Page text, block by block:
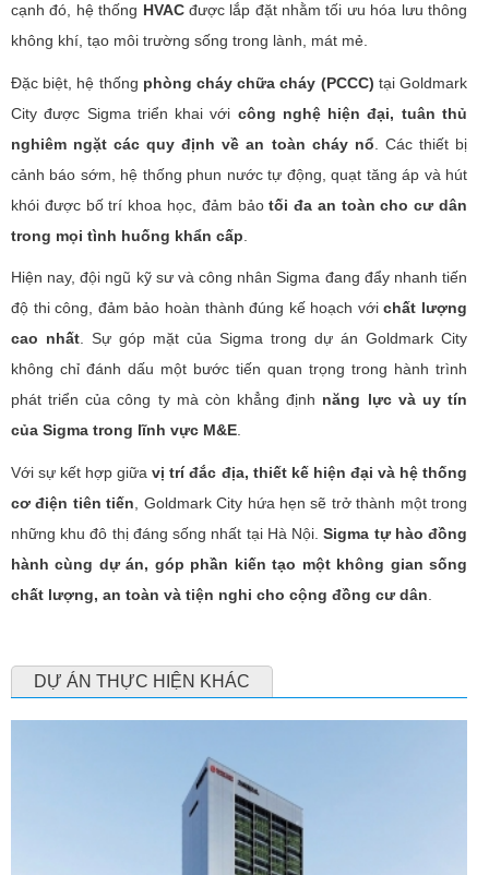
cạnh đó, hệ thống HVACđược lắp đặt nhằm tối ưu hóa lưu thông
không khí, tạo môi trường sống trong lành, mát mẻ.
Đặc biệt, hệ thống phòng cháy chữa cháy (PCCC) tại Goldmark
City được Sigma triển khai với công nghệ hiện đại, tuân thủ
nghiêm ngặt các quy định về an toàn cháy nổ . Các thiết bị
cảnh báo sớm, hệ thống phun nước tự động, quạt tăng áp và hút
khói được bố trí khoa học, đảm bảotối đa an toàn cho cư dân
trong mọi tình huống khẩn cấp
Hiện nay, đội ngũ kỹ sư và công nhân Sigma đang đẩy nhanh tiến
độ thi công, đảm bảo hoàn thành đúng kế hoạch vớichất lượng
cao nhất. Sự góp mặt của Sigma trong dự án Goldmark City
không chỉ đánh dấu một bước tiến quan trọng trong hành trình
phát triển của công ty mà còn khẳng định năng lực và uy tín
của Sigma trong lĩnh vực M&E.
Với sự kết hợp giữavị trí đắc địa, thiết kế hiện đại và hệ thống
cơ điện tiên tiến , Goldmark City hứa hẹn sẽ trở thành một trong
những khu đô thị đáng sống nhất tại Hà Nội.Sigma tự hào đồng
hành cùng dự án, góp phần kiến tạo một không gian sống
chất lượng, an toàn và tiện nghi cho cộng đồng cư dân
DỰ ÁN THỰC HIỆN KHÁC